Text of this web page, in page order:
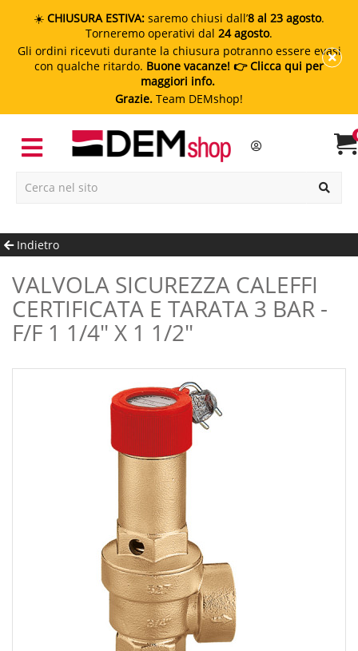
☀️ CHIUSURA ESTIVA: saremo chiusi dall’8 al 23 agosto.
Torneremo operativi dal 24 agosto.
Gli ordini ricevuti durante la chiusura potranno essere evasi
con qualche ritardo. Buone vacanze! 👉 Clicca qui per
maggiori info.
Grazie. Team DEMshop!
Indietro
VALVOLA SICUREZZA CALEFFI
CERTIFICATA E TARATA 3 BAR -
F/F 1 1/4" X 1 1/2"